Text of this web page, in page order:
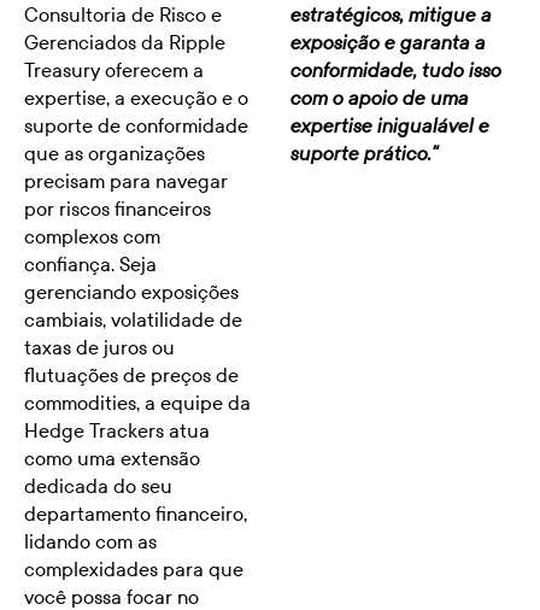
Consultoria de Risco e
Gerenciados da Ripple
Treasury oferecem a
expertise, a execução e o
suporte de conformidade
que as organizações
precisam para navegar
por riscos financeiros
complexos com
confiança. Seja
gerenciando exposições
cambiais, volatilidade de
taxas de juros ou
flutuações de preços de
commodities, a equipe da
Hedge Trackers atua
como uma extensão
dedicada do seu
departamento financeiro,
lidando com as
complexidades para que
você possa focar no
estratégicos, mitigue a
exposição e garanta a
conformidade, tudo isso
com o apoio de uma
expertise inigualável e
suporte prático."